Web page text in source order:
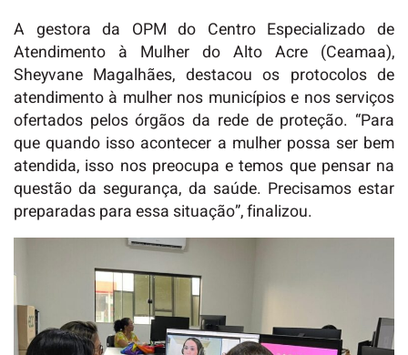
A gestora da OPM do Centro Especializado de
Atendimento à Mulher do Alto Acre (Ceamaa),
Sheyvane Magalhães, destacou os protocolos de
atendimento à mulher nos municípios e nos serviços
ofertados pelos órgãos da rede de proteção. “Para
que quando isso acontecer a mulher possa ser bem
atendida, isso nos preocupa e temos que pensar na
questão da segurança, da saúde. Precisamos estar
preparadas para essa situação”, finalizou.